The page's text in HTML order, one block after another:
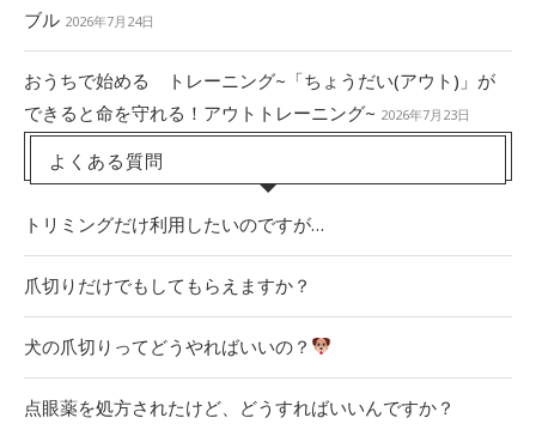
ブル 2026年7月24日
おうちで始める トレーニング~「ちょうだい(アウト)」が
できると命を守れる！アウトトレーニング~ 2026年7月23日
よくある質問
トリミングだけ利用したいのですが…
爪切りだけでもしてもらえますか？
犬の爪切りってどうやればいいの？
点眼薬を処方されたけど、どうすればいいんですか？